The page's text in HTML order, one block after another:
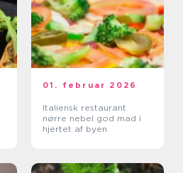
01. februar 2026
Italiensk restaurant
nørre nebel god mad i
hjertet af byen